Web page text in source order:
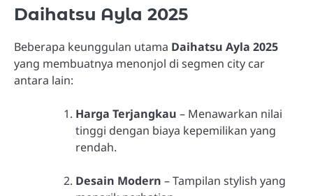
Daihatsu Ayla 2025
Beberapa keunggulan utama Daihatsu Ayla 2025
yang membuatnya menonjol di segmen city car
antara lain:
Harga Terjangkau – Menawarkan nilai
tinggi dengan biaya kepemilikan yang
rendah.
Desain Modern – Tampilan stylish yang